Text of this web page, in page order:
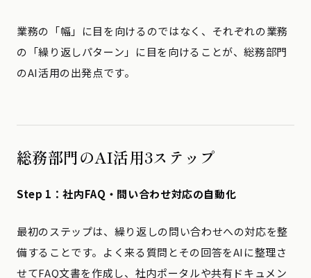
業務の「幅」に目を向けるのではなく、それぞれの業務
の「繰り返しパターン」に目を向けることが、総務部門
のAI活用の出発点です。
総務部門のAI活用3ステップ
Step 1：社内FAQ・問い合わせ対応の自動化
最初のステップは、繰り返しの問い合わせへの対応を整
備することです。よく来る質問とその回答をAIに整理さ
せてFAQ文書を作成し、社内ポータルや共有ドキュメン